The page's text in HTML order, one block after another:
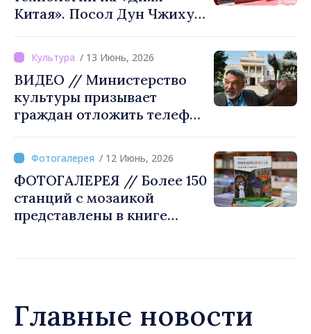
Китая». Посол Дун Чжихуа:
прямое общение»
/ 13 Июнь, 2026
ВИДЕО // Министерство
культуры призывает
граждан отложить телефон
искусство
/ 12 Июнь, 2026
ФОТОГАЛЕРЕЯ // Более 150
станций с мозаикой
представлены в книге
Главные новости